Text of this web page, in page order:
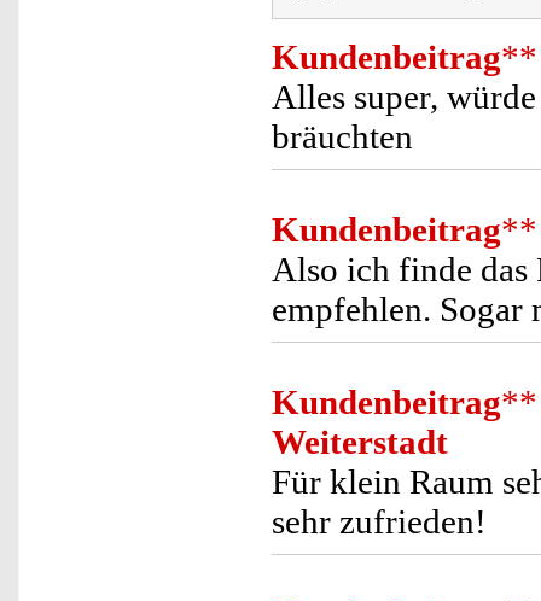
Kundenbeitrag**
Alles super,
bräuchten
Kundenbeitrag**
Also ich finde das
empfehlen. Sogar
Kundenbeitrag**
Weiterstadt
Für klein Raum
sehr zufrieden!